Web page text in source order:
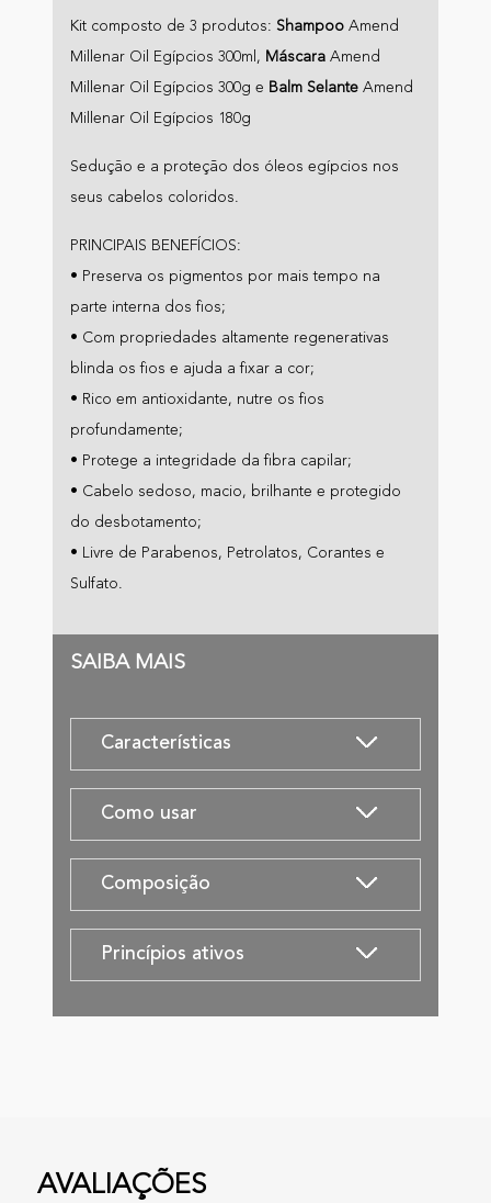
Kit composto de 3 produtos: Shampoo Amend
Millenar Oil Egípcios 300ml, Máscara Amend
Millenar Oil Egípcios 300g e Balm Selante Amend
Millenar Oil Egípcios 180g
Sedução e a proteção dos óleos egípcios nos
seus cabelos coloridos.
PRINCIPAIS BENEFÍCIOS:
• Preserva os pigmentos por mais tempo na
parte interna dos fios;
• Com propriedades altamente regenerativas
blinda os fios e ajuda a fixar a cor;
• Rico em antioxidante, nutre os fios
profundamente;
• Protege a integridade da fibra capilar;
• Cabelo sedoso, macio, brilhante e protegido
do desbotamento;
• Livre de Parabenos, Petrolatos, Corantes e
Sulfato.
SAIBA MAIS
Características
Como usar
Composição
Princípios ativos
AVALIAÇÕES